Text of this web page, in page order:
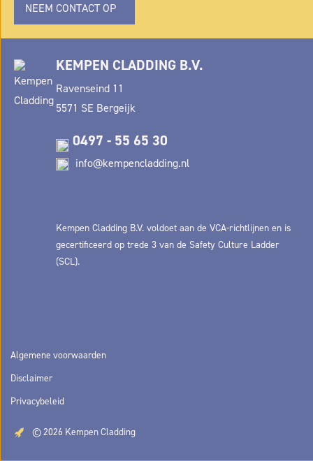
NEEM CONTACT OP
KEMPEN CLADDING B.V.
Ravenseind 11
5571 SE Bergeijk
0497 - 55 65 30
info@kempencladding.nl
Kempen Cladding B.V. voldoet aan de VCA-richtlijnen en is
gecertificeerd op trede 3 van de Safety Culture Ladder
(SCL).
Algemene voorwaarden
Disclaimer
Privacybeleid
© 2026 Kempen Cladding